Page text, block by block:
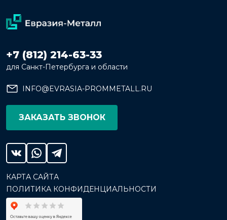
+7 (812) 214-63-33
для Санкт-Петербурга и области
INFO@EVRASIA-PROMMETALL.RU
ЗАКАЗАТЬ ЗВОНОК
КАРТА САЙТА
ПОЛИТИКА КОНФИДЕНЦИАЛЬНОСТИ